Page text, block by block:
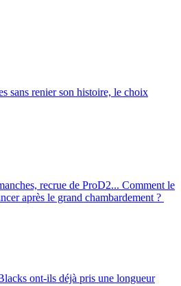
sans renier son histoire, le choix
recrue de ProD2... Comment le
après le grand chambardement ?
ont-ils déjà pris une longueur